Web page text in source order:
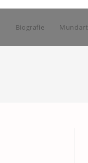
Biografie Mundart